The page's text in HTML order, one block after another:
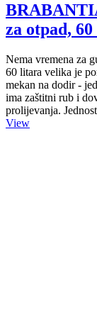
za otpad,
Nema vremena za
60 litara velika je
mekan na dodir -
ima zaštitni rub i
prolijevanja.
View